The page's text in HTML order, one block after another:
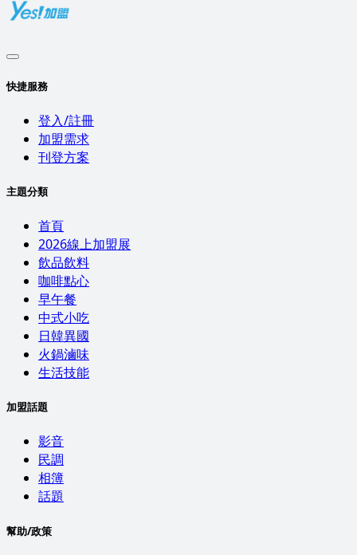
快捷服務
登入/註冊
加盟需求
刊登方案
主題分類
首頁
2026線上加盟展
飲品飲料
咖啡點心
早午餐
中式小吃
日韓異國
火鍋滷味
生活技能
加盟話題
影音
民調
相簿
話題
幫助/政策